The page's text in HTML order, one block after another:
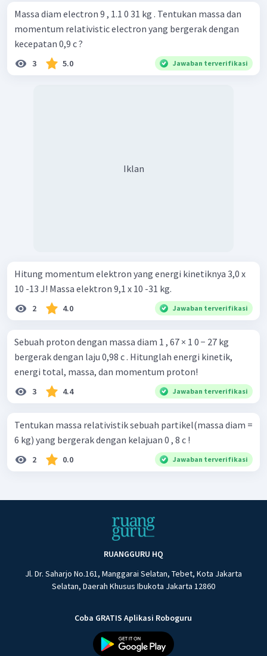
Massa diam electron 9 , 1.1 0 31 kg . Tentukan massa dan
momentum relativistic electron yang bergerak dengan
kecepatan 0,9 c ?
3 5.0 Jawaban terverifikasi
Iklan
Hitung momentum elektron yang energi kinetiknya 3,0 x
10 -13 J! Massa elektron 9,1 x 10 -31 kg.
2 4.0 Jawaban terverifikasi
Sebuah proton dengan massa diam 1 , 67 × 1 0 − 27 kg
bergerak dengan laju 0,98 c . Hitunglah energi kinetik,
energi total, massa, dan momentum proton!
3 4.4 Jawaban terverifikasi
Tentukan massa relativistik sebuah partikel(massa diam =
6 kg) yang bergerak dengan kelajuan 0 , 8 c !
2 0.0 Jawaban terverifikasi
RUANGGURU HQ
Jl. Dr. Saharjo No.161, Manggarai Selatan, Tebet, Kota Jakarta
Selatan, Daerah Khusus Ibukota Jakarta 12860
Coba GRATIS Aplikasi Roboguru